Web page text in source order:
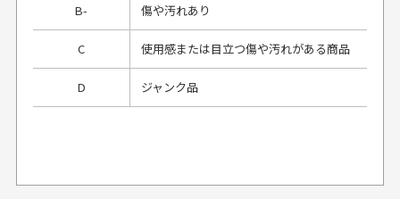
B- 傷や汚れあり
C 使用感または目立つ傷や汚れがある商品
D ジャンク品